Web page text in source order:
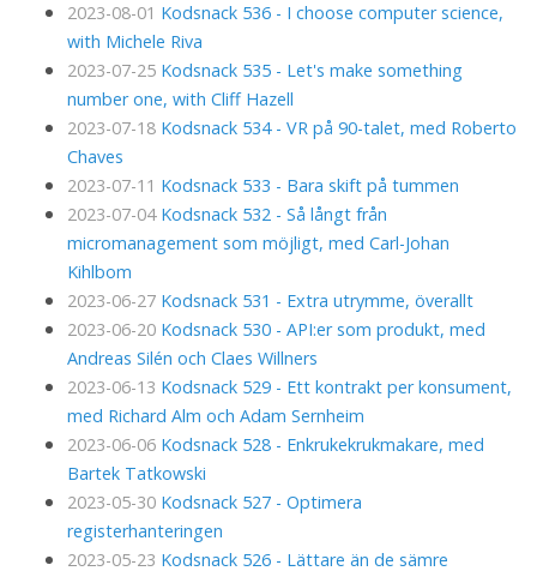
2023-08-01 Kodsnack 536 - I choose computer science,
with Michele Riva
2023-07-25 Kodsnack 535 - Let's make something
number one, with Cliff Hazell
2023-07-18 Kodsnack 534 - VR på 90-talet, med Roberto
Chaves
2023-07-11 Kodsnack 533 - Bara skift på tummen
2023-07-04 Kodsnack 532 - Så långt från
micromanagement som möjligt, med Carl-Johan
Kihlbom
2023-06-27 Kodsnack 531 - Extra utrymme, överallt
2023-06-20 Kodsnack 530 - API:er som produkt, med
Andreas Silén och Claes Willners
2023-06-13 Kodsnack 529 - Ett kontrakt per konsument,
med Richard Alm och Adam Sernheim
2023-06-06 Kodsnack 528 - Enkrukekrukmakare, med
Bartek Tatkowski
2023-05-30 Kodsnack 527 - Optimera
registerhanteringen
2023-05-23 Kodsnack 526 - Lättare än de sämre